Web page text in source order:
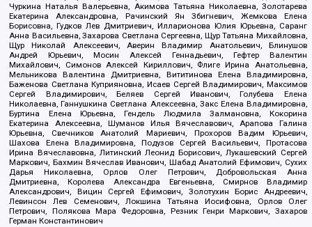
Чуркина Наталья Валерьевна, Акимова Татьяна Николаевна, Золотарева
Екатерина Александровна, Рачинский Ян Збигневич, Жемкова Елена
Борисовна, Гудков Лев Дмитриевич, Илларионова Юлия Юрьевна, Саранг
Анна Васильевна, Захарова Светлана Сергеевна, Щур Татьяна Михайловна,
Щур Николай Алексеевич, Аверин Владимир Анатольевич, Блинушов
Андрей Юрьевич, Мосин Алексей Геннадьевич, Гефтер Валентин
Михайлович, Симонов Алексей Кириллович, Флиге Ирина Анатольевна,
Мельникова Валентина Дмитриевна, Вититинова Елена Владимировна,
Баженова Светлана Куприяновна, Исаев Сергей Владимирович, Максимов
Сергей Владимирович, Беляев Сергей Иванович, Голубева Елена
Николаевна, Ганнушкина Светлана Алексеевна, Закс Елена Владимировна,
Буртина Елена Юрьевна, Гендель Людмила Залмановна, Кокорина
Екатерина Алексеевна, Шуманов Илья Вячеславович, Арапова Галина
Юрьевна, Свечников Анатолий Мариевич, Прохоров Вадим Юрьевич,
Шахова Елена Владимировна, Подузов Сергей Васильевич, Протасова
Ирина Вячеславовна, Литинский Леонид Борисович, Лукашевский Сергей
Маркович, Бахмин Вячеслав Иванович, Шабад Анатолий Ефимович, Сухих
Дарья Николаевна, Орлов Олег Петрович, Добровольская Анна
Дмитриевна, Королева Александра Евгеньевна, Смирнов Владимир
Александрович, Вицин Сергей Ефимович, Золотухин Борис Андреевич,
Левинсон Лев Семенович, Локшина Татьяна Иосифовна, Орлов Олег
Петрович, Полякова Мара Федоровна, Резник Генри Маркович, Захаров
Герман Константинович